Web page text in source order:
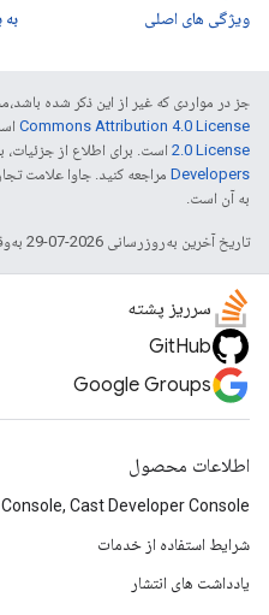
ویژگی های اصلی
به
جز در مواردی که غیر از این ذکر شده
Commons Attribution 4.0 License
2.0 License است. برای اطلاع از جزئیات،
Developers‏
به آن است.
تاریخ آخرین به‌روزرسانی 2026-07-29 به‌وقت ساعت هماهنگ جهانی.
سرریز پشته
GitHub
Google Groups
اطلاعات محصول
Cast Developer Console
شرایط استفاده از خدمات
یادداشت های انتشار